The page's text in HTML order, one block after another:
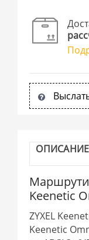
ОПИСАНИЕ
Keenetic
ZYXEL
Keenetic